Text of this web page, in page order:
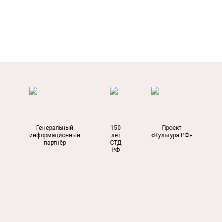
Генеральный
информационный
партнёр
150
лет
СТД
РФ
Проект
«Культура.РФ»